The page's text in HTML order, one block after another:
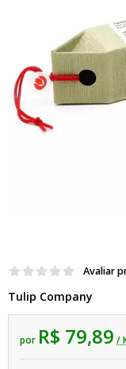
Avaliar
Tulip Company
por R$ 79,89 /